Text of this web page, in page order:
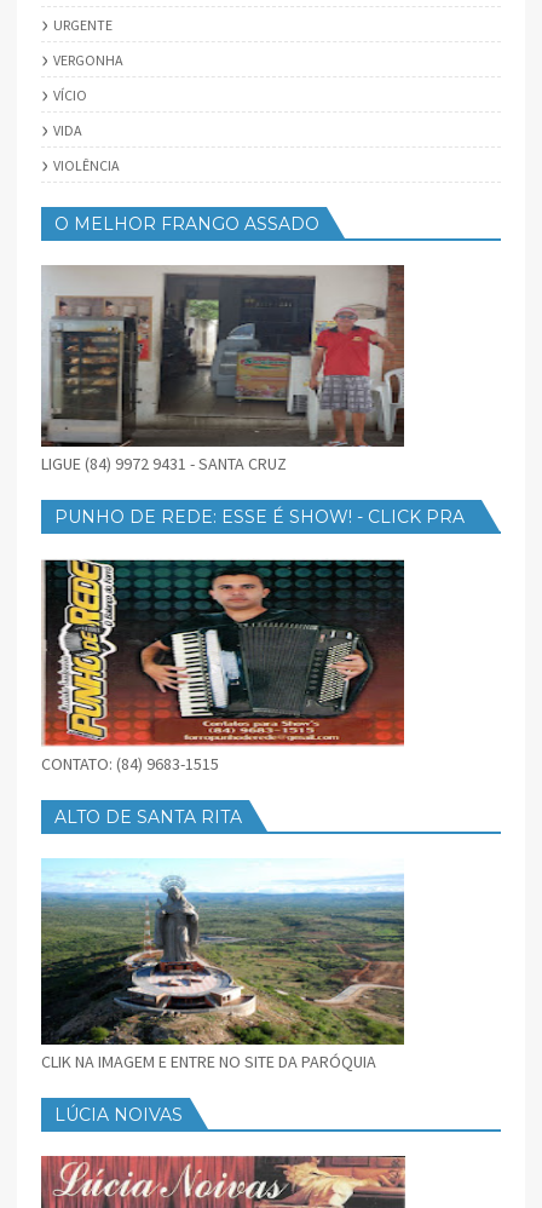
URGENTE
VERGONHA
VÍCIO
VIDA
VIOLÊNCIA
O MELHOR FRANGO ASSADO
LIGUE (84) 9972 9431 - SANTA CRUZ
PUNHO DE REDE: ESSE É SHOW! - CLICK PRA
CONTATO: (84) 9683-1515
ALTO DE SANTA RITA
CLIK NA IMAGEM E ENTRE NO SITE DA PARÓQUIA
LÚCIA NOIVAS